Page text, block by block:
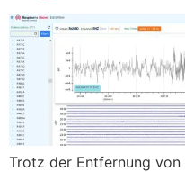
Trotz der Ent­fer­nung